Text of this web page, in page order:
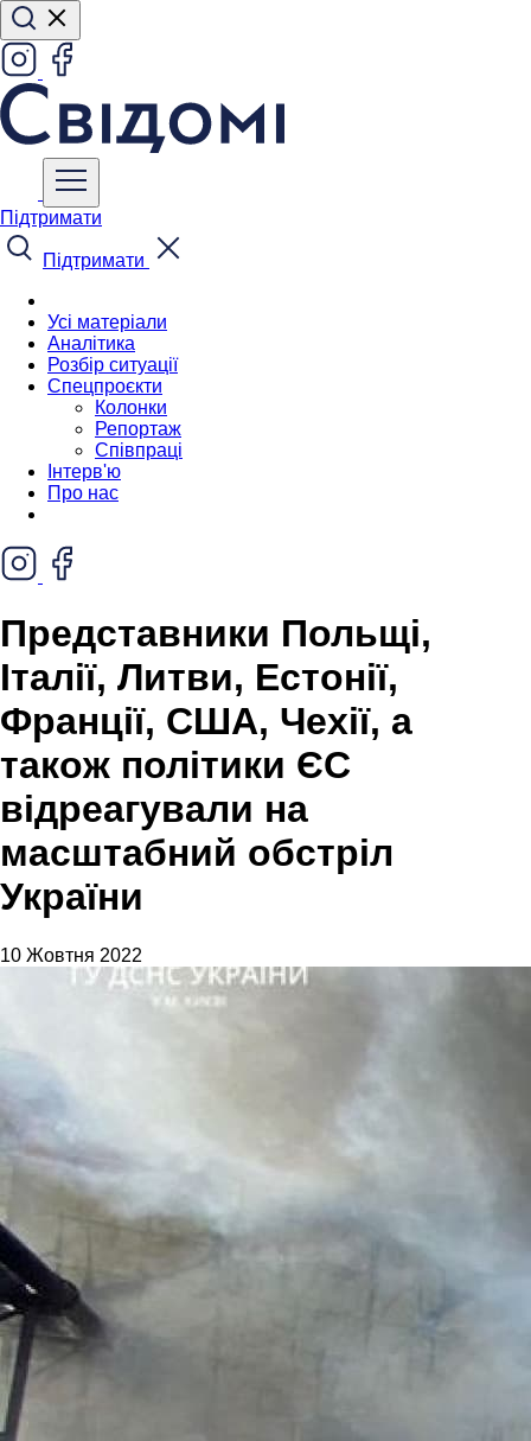
Підтримати
Підтримати
Усі матеріали
Аналітика
Розбір ситуації
Спецпроєкти
Колонки
Репортаж
Співпраці
Інтерв'ю
Про нас
Представники Польщі,
Італії, Литви, Естонії,
Франції, США, Чехії, а
також політики ЄС
відреагували на
масштабний обстріл
України
10 Жовтня 2022